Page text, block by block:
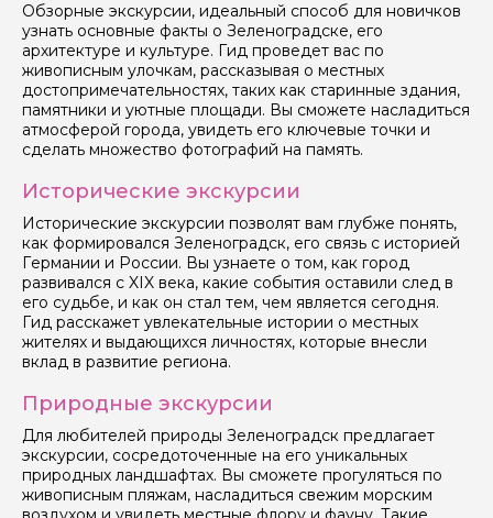
Обзорные экскурсии, идеальный способ для новичков
узнать основные факты о Зеленоградске, его
архитектуре и культуре. Гид проведет вас по
живописным улочкам, рассказывая о местных
достопримечательностях, таких как старинные здания,
памятники и уютные площади. Вы сможете насладиться
атмосферой города, увидеть его ключевые точки и
сделать множество фотографий на память.
Исторические экскурсии
Исторические экскурсии позволят вам глубже понять,
как формировался Зеленоградск, его связь с историей
Германии и России. Вы узнаете о том, как город
развивался с XIX века, какие события оставили след в
его судьбе, и как он стал тем, чем является сегодня.
Гид расскажет увлекательные истории о местных
жителях и выдающихся личностях, которые внесли
вклад в развитие региона.
Природные экскурсии
Для любителей природы Зеленоградск предлагает
экскурсии, сосредоточенные на его уникальных
природных ландшафтах. Вы сможете прогуляться по
живописным пляжам, насладиться свежим морским
Ваш номер телефона
Вопросы и комментарии
Если у вас есть интересующие вопросы, можете их
задать
Я даю своё согласие на обработку персональных
данных
Отправить